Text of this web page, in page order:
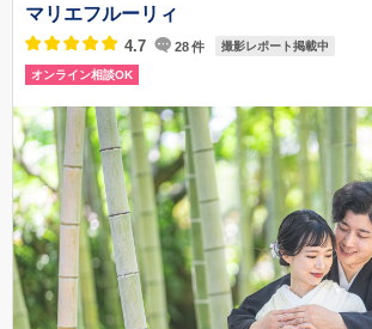
054-288-3388
マリエフルーリィ
4.7 28件 撮影レポート掲載中
オンライン相談OK